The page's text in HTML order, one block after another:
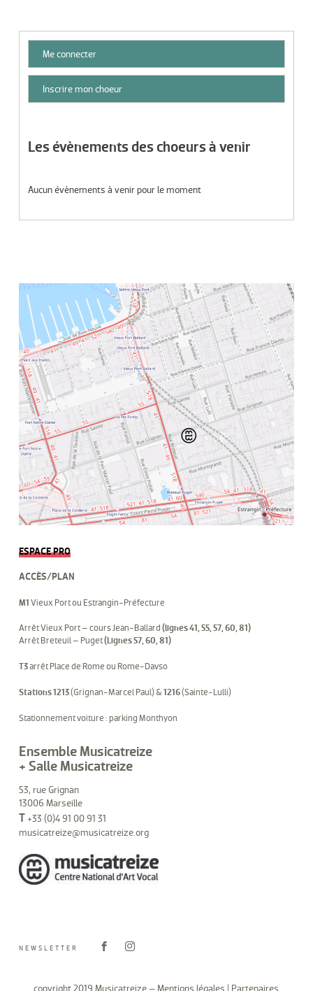
Me connecter
Inscrire mon choeur
Les évènements des choeurs à venir
Aucun évènements à venir pour le moment
ESPACE PRO
ACCÈS/PLAN
M1 Vieux Port ou Estrangin-Préfecture
Arrêt Vieux Port – cours Jean-Ballard (lignes 41, 55, 57, 60, 81)
Arrêt Breteuil – Puget(Lignes 57, 60, 81)
T3arrêt Place de Rome ou Rome-Davso
Stations 1213(Grignan-Marcel Paul) & 1216(Sainte-Lulli)
Stationnement voiture : parking Monthyon
Ensemble Musicatreize
+ Salle Musicatreize
53, rue Grignan
13006 Marseille
T+33 (0)4 91 00 91 31
musicatreize@musicatreize.org
NEWSLETTER